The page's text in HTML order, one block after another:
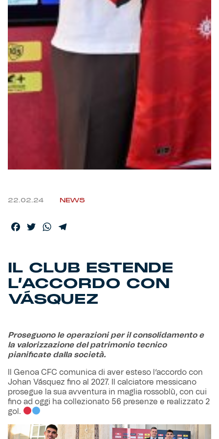
Robe di Kappa x Genoa
Vintage Collection
Red&Blue Voices
Kids
Isolani x Genoa
Gift Card Online Store
22.02.24 NEWS
Facebook
TwitterWhatsApp
IL CLUB ESTENDE
L’ACCORDO CON
VÁSQUEZ
Proseguono le operazioni per il consolidamento e
la valorizzazione del patrimonio tecnico
pianificate dalla società.
Il Genoa CFC comunica di aver esteso l’accordo con
Johan Vásquez fino al 2027. Il calciatore messicano
prosegue la sua avventura in maglia rossoblù, con cui
fino ad oggi ha collezionato 56 presenze e realizzato 2
gol.